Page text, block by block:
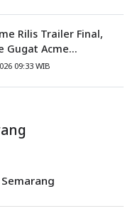
Rilis Trailer Final,
Gugat Acme
Pengadilan
09:33 WIB